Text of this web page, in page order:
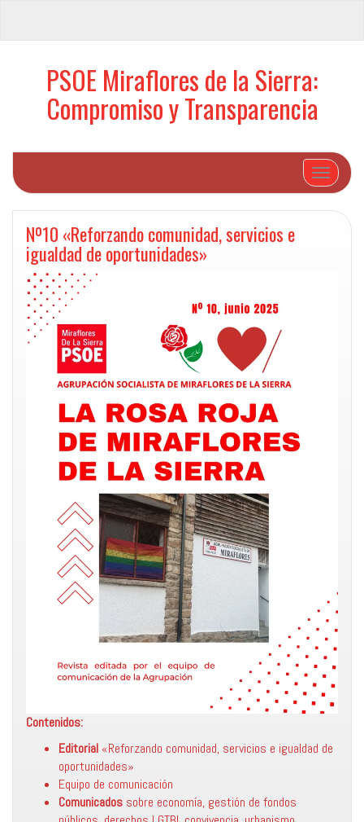
PSOE Miraflores de la Sierra:
Compromiso y Transparencia
Cambiar
Nº10 «Reforzando comunidad, servicios e
igualdad de oportunidades»
Contenidos:
Editorial«Reforzando comunidad, servicios e igualdad de
oportunidades»
Equipo de comunicación
Comunicados sobre economía, gestión de fondos